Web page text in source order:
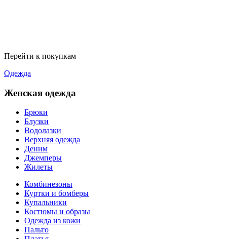
Перейти к покупкам
Одежда
Женская одежда
Брюки
Блузки
Водолазки
Верхняя одежда
Деним
Джемперы
Жилеты
Комбинезоны
Куртки и бомберы
Купальники
Костюмы и образы
Одежда из кожи
Пальто